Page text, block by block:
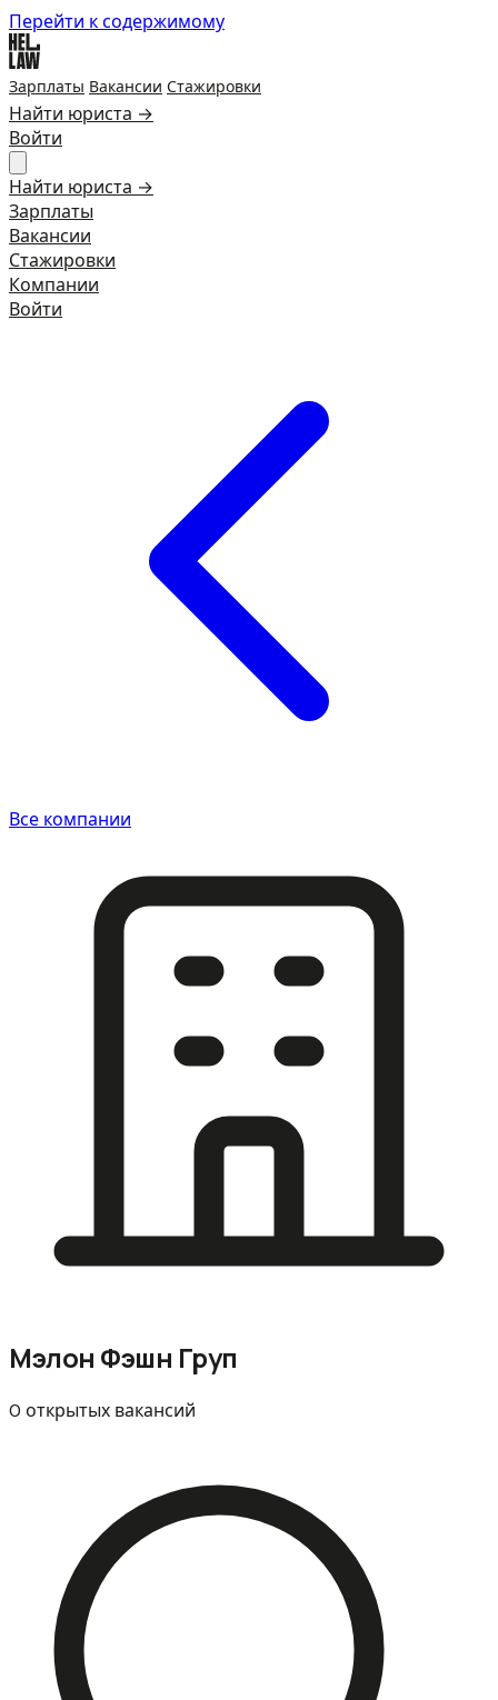
Перейти к содержимому
Зарплаты Вакансии Стажировки
Найти юриста →
Войти
Найти юриста →
Зарплаты
Вакансии
Стажировки
Компании
Войти
Все компании
Мэлон Фэшн Груп
0 открытых вакансий